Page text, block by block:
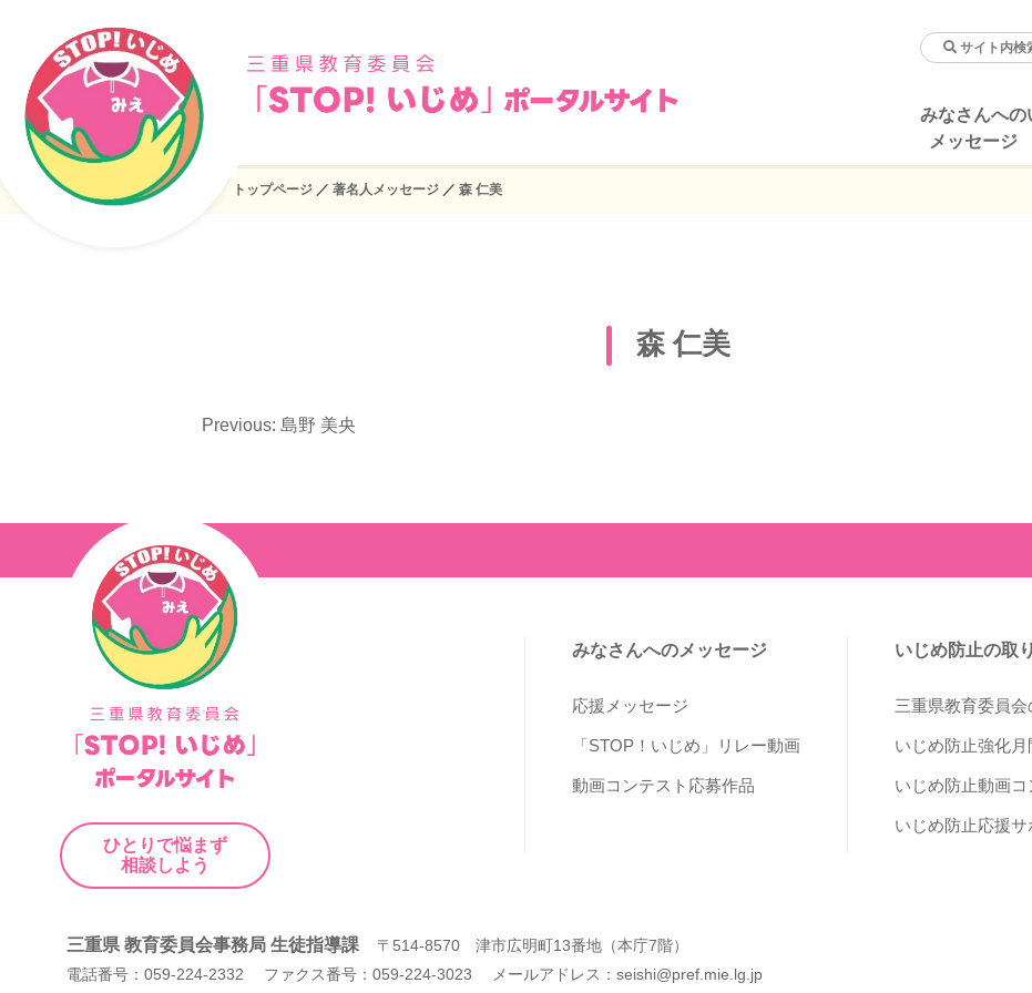
みなさんへの
メッセージ
トップページ ／ 著名人メッセージ ／ 森 仁美
森 仁美
ナ
ビ
ゲ
ー
シ
ョ
ン
Previous: 島野 美央
ひとりで悩まず
相談しよう
みなさんへのメッセージ
応援メッセージ
「STOP！いじめ」リレー動画
動画コンテスト応募作品
いじめ防止の取
三重県教育委員
いじめ防止強化月
いじめ防止動画コ
いじめ防止応援サ
三重県 教育委員会事務局 生徒指導課
〒514-8570 津市広明町13番地（本庁7階）
電話番号：059-224-2332 ファクス番号：059-224-3023 メールアドレス：seishi@pref.mie.lg.jp